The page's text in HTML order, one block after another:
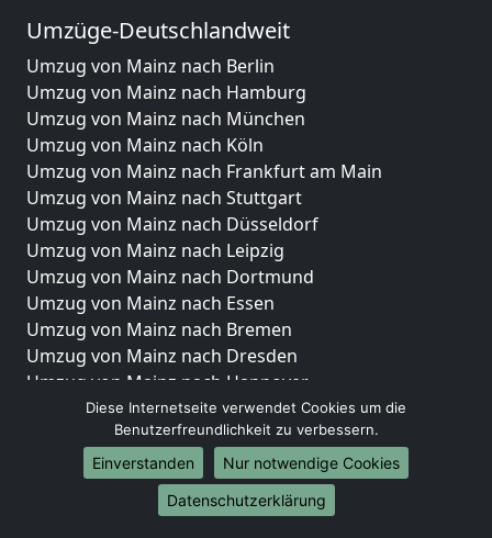
Umzüge-Deutschlandweit
Umzug von Mainz nach Berlin
Umzug von Mainz nach Hamburg
Umzug von Mainz nach München
Umzug von Mainz nach Köln
Umzug von Mainz nach Frankfurt am Main
Umzug von Mainz nach Stuttgart
Umzug von Mainz nach Düsseldorf
Umzug von Mainz nach Leipzig
Umzug von Mainz nach Dortmund
Umzug von Mainz nach Essen
Umzug von Mainz nach Bremen
Umzug von Mainz nach Dresden
Umzug von Mainz nach Hannover
Umzug von Mainz nach Nürnberg
Umzug von Mainz nach Duisburg
Umzug von Mainz nach Bochum
Umzug von Mainz nach Wuppertal
Umzug von Mainz nach Bielefeld
Diese Internetseite verwendet Cookies um die
Benutzerfreundlichkeit zu verbessern.
Einverstanden
Nur notwendige Cookies
Datenschutzerklärung